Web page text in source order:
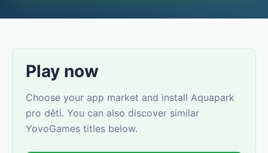
Play now
Choose your app market and install Aquapark
pro děti. You can also discover similar
YovoGames titles below.